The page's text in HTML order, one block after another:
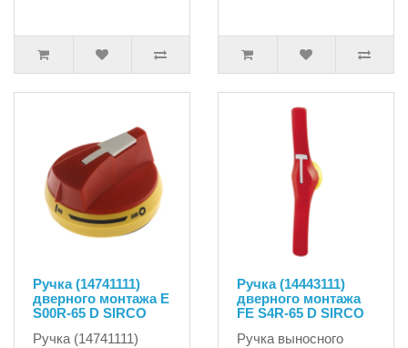
Ручка (14741111)
дверного монтажа E
S00R-65 D SIRCO
Ручка (14741111)
Ручка (14443111)
дверного монтажа
FE S4R-65 D SIRCO
Ручка выносного